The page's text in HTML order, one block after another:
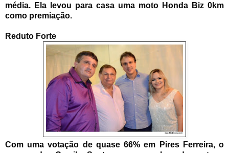
média. Ela levou para casa uma moto Honda Biz 0km
como premiação.
Reduto Forte
Com uma votação de quase 66% em Pires Ferreira, o